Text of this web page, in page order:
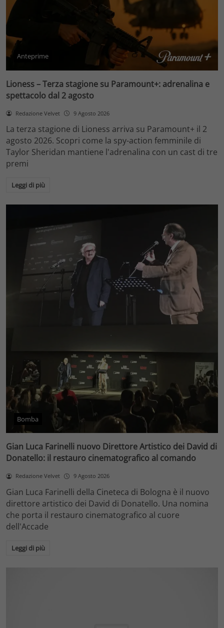
Anteprime
Lioness – Terza stagione su Paramount+: adrenalina e
spettacolo dal 2 agosto
Redazione Velvet 9 Agosto 2026
La terza stagione di Lioness arriva su Paramount+ il 2
agosto 2026. Scopri come la spy-action femminile di
Taylor Sheridan mantiene l'adrenalina con un cast di tre
premi
Leggi di più
Bomba
Gian Luca Farinelli nuovo Direttore Artistico dei David di
Donatello: il restauro cinematografico al comando
Redazione Velvet 9 Agosto 2026
Gian Luca Farinelli della Cineteca di Bologna è il nuovo
direttore artistico dei David di Donatello. Una nomina
che porta il restauro cinematografico al cuore
dell'Accade
Leggi di più